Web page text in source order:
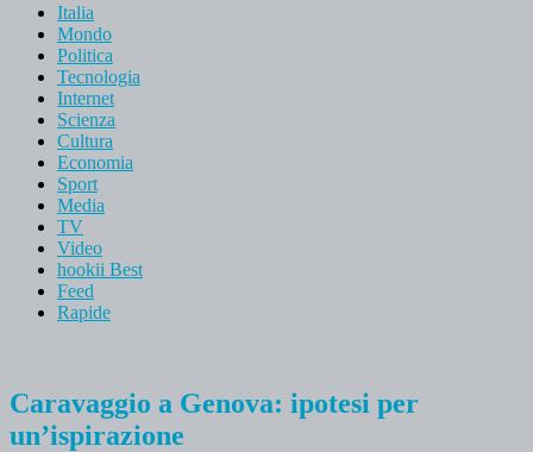
Italia
Mondo
Politica
Tecnologia
Internet
Scienza
Cultura
Economia
Sport
Media
TV
Video
hookii Best
Feed
Rapide
Caravaggio a Genova: ipotesi per
un’ispirazione